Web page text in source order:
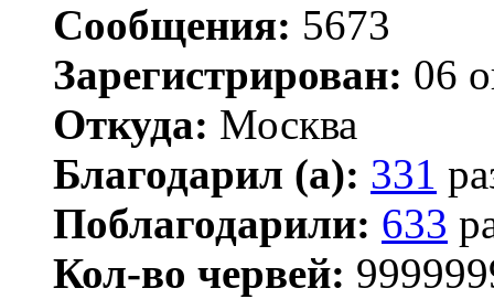
Сообщения: 5673
Зарегистрирован: 06
Откуда: Москва
Благодарил (а): 331
Поблагодарили: 633
Кол-во червей: